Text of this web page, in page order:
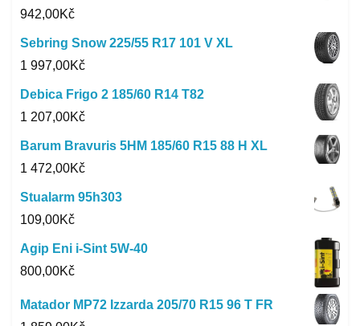
942,00Kč
Sebring Snow 225/55 R17 101 V XL
1 997,00Kč
Debica Frigo 2 185/60 R14 T82
1 207,00Kč
Barum Bravuris 5HM 185/60 R15 88 H XL
1 472,00Kč
Stualarm 95h303
109,00Kč
Agip Eni i-Sint 5W-40
800,00Kč
Matador MP72 Izzarda 205/70 R15 96 T FR